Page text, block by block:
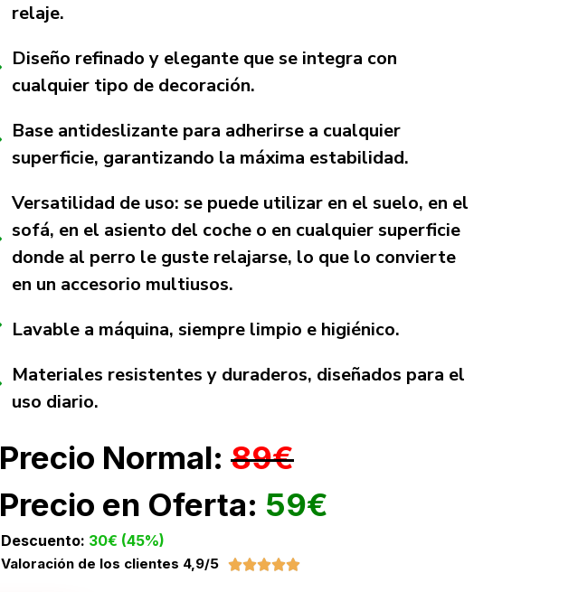
relaje.
Diseño refinado y elegante que se integra con
cualquier tipo de decoración.
Base antideslizante para adherirse a cualquier
superficie, garantizando la máxima estabilidad.
Versatilidad de uso: se puede utilizar en el suelo, en el
sofá, en el asiento del coche o en cualquier superficie
donde al perro le guste relajarse, lo que lo convierte
en un accesorio multiusos.
Lavable a máquina, siempre limpio e higiénico.
Materiales resistentes y duraderos, diseñados para el
uso diario.
Precio Normal: 89€
Precio en Oferta: 59€
Descuento: 30€ (45%)
Valoración de los clientes 4,9/5 